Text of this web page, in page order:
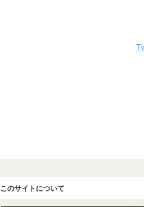
このサイトについて